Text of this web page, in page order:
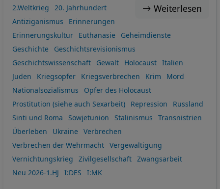
Weiterlesen
2.Weltkrieg
20. Jahrhundert
Antiziganismus
Erinnerungen
Erinnerungskultur
Euthanasie
Geheimdienste
Geschichte
Geschichtsrevisionismus
Geschichtswissenschaft
Gewalt Holocaust
Italien
Juden
Kriegsopfer Kriegsverbrechen Krim
Mord
Nationalsozialismus
Opfer des Holocaust
Prostitution (siehe auch Sexarbeit)
Repression
Russland
Sinti und Roma
Sowjetunion Stalinismus
Transnistrien
Überleben
Ukraine
Verbrechen
Verbrechen der Wehrmacht
Vergewaltigung
Vernichtungskrieg
Zivilgesellschaft
Zwangsarbeit
Neu 2026-1.HJ
I:DES I:MK